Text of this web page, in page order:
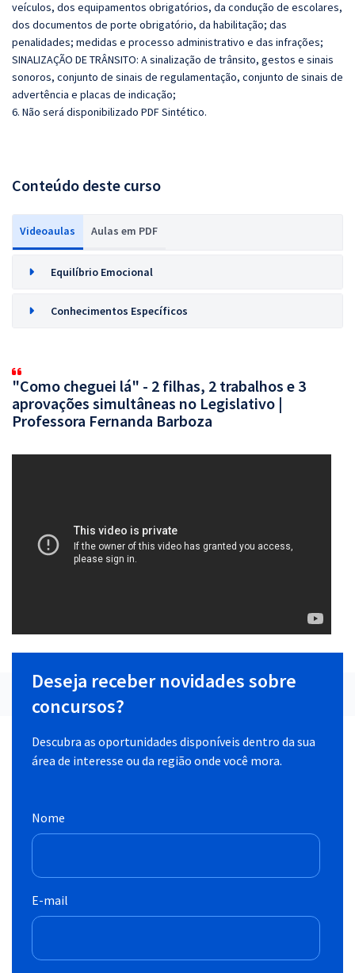
veículos, dos equipamentos obrigatórios, da condução de escolares,
dos documentos de porte obrigatório, da habilitação; das
penalidades; medidas e processo administrativo e das infrações;
SINALIZAÇÃO DE TRÂNSITO: A sinalização de trânsito, gestos e sinais
sonoros, conjunto de sinais de regulamentação, conjunto de sinais de
advertência e placas de indicação;
6. Não será disponibilizado PDF Sintético.
Conteúdo deste curso
Videoaulas Aulas em PDF
Equilíbrio Emocional
Conhecimentos Específicos
"Como cheguei lá" - 2 filhas, 2 trabalhos e 3
aprovações simultâneas no Legislativo |
Professora Fernanda Barboza
Deseja receber novidades sobre
concursos?
Descubra as oportunidades disponíveis dentro da sua
área de interesse ou da região onde você mora.
Nome
E-mail